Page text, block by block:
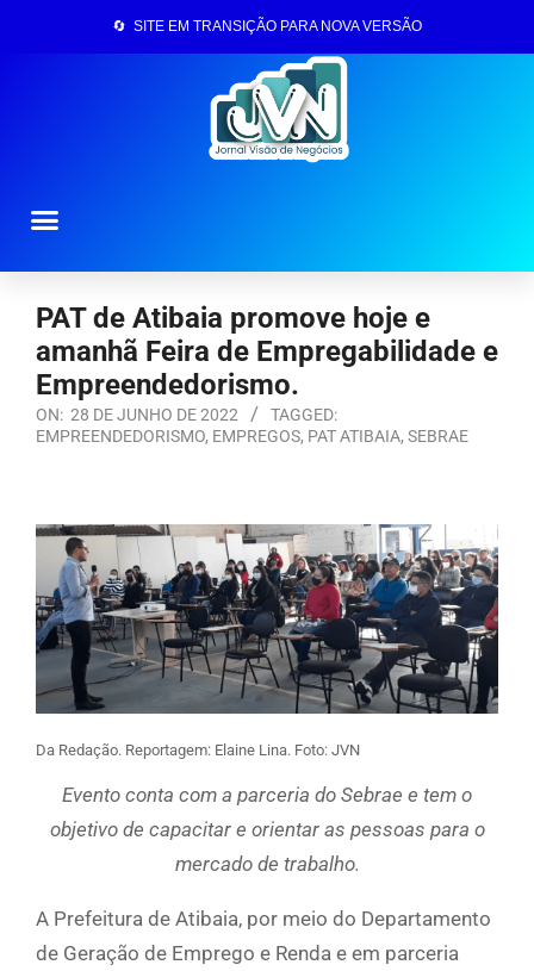
🔄 SITE EM TRANSIÇÃO PARA NOVA VERSÃO
PAT de Atibaia promove hoje e
amanhã Feira de Empregabilidade e
Empreendedorismo.
ON: 28 DE JUNHO DE 2022
TAGGED:
EMPREENDEDORISMO, EMPREGOS, PAT ATIBAIA, SEBRAE
Da Redação. Reportagem: Elaine Lina. Foto: JVN
Evento conta com a parceria do Sebrae e tem o
objetivo de capacitar e orientar as pessoas para o
mercado de trabalho.
A Prefeitura de Atibaia, por meio do Departamento
de Geração de Emprego e Renda e em parceria